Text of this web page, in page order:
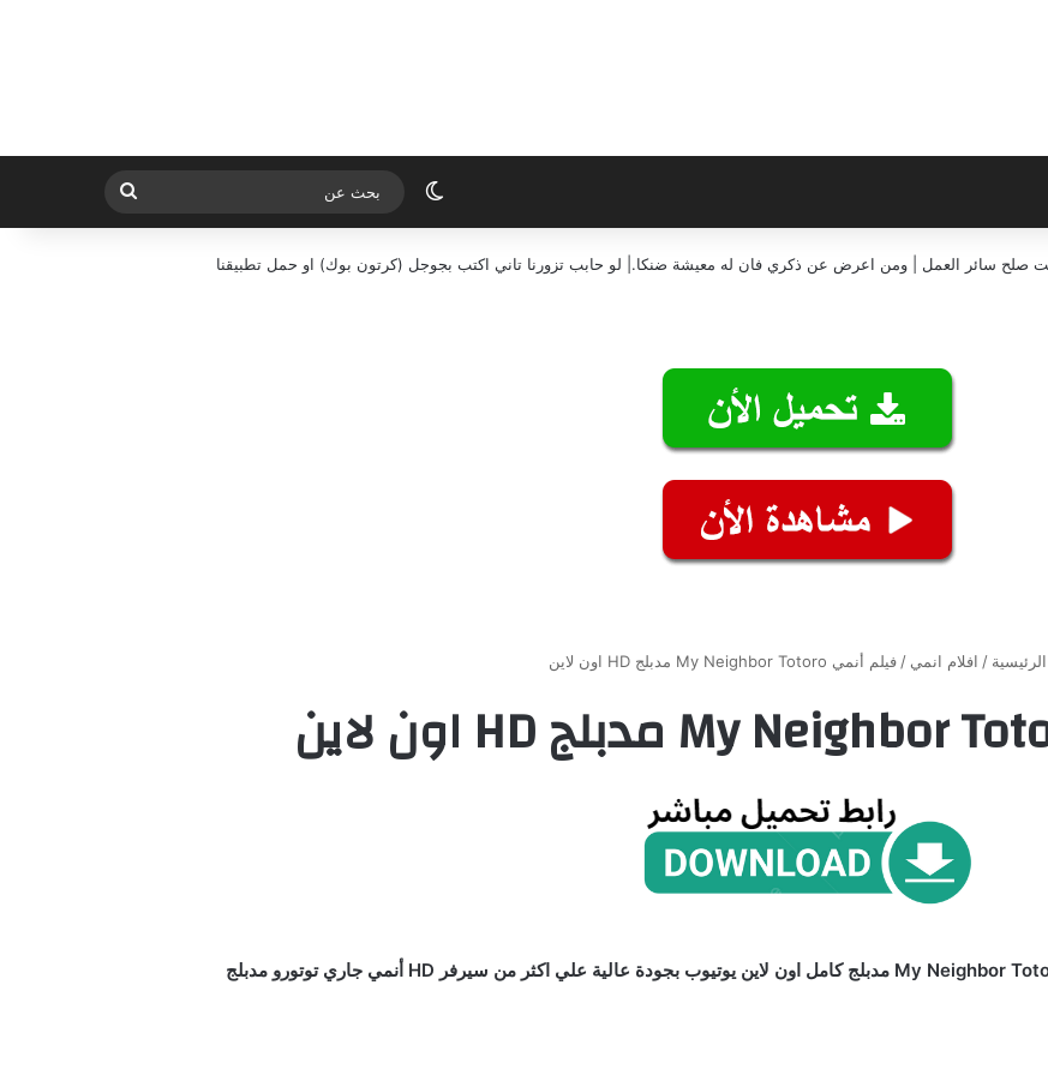
الوضع المظلم
بحث
عن
صلح سائر العمل | ومن اعرض عن ذكري فان له معيشة ضنكا.| لو حابب تزورنا تاني اكتب بجوجل (كرتون بوك) او حمل تطبيقنا
الرئيسية / افلام انمي / فيلم أنمي My Neighbor Totoro مدبلج HD اون لاين